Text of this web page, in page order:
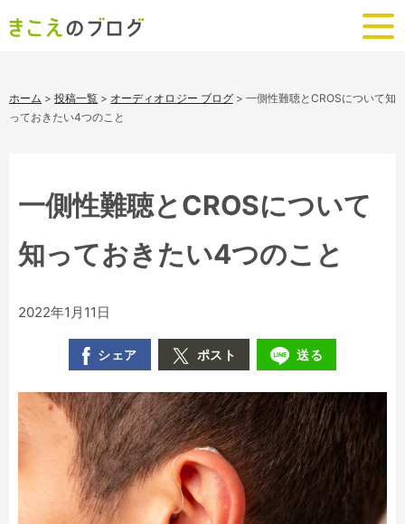
ホーム >投稿一覧 > オーディオロジー ブログ> 一側性難聴とCROSについて知
っておきたい4つのこと
一側性難聴とCROSについて
知っておきたい4つのこと
2022年1月11日
シェア ポスト 送る